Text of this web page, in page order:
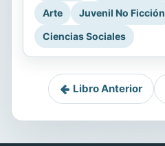
Arte
Juvenil No Ficción
Ciencias Sociales
Libro Anterior